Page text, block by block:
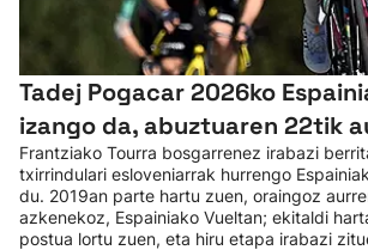
Tadej Pogacar 2026ko
izango da, abuztuaren 22tik
Frantziako Tourra bosgarrenez irabazi
txirrindulari esloveniarrak hurrengo
du. 2019an parte hartu zuen, oraingoz
azkenekoz, Espainiako Vueltan; ekitaldi
postua lortu zuen, eta hiru etapa irabazi